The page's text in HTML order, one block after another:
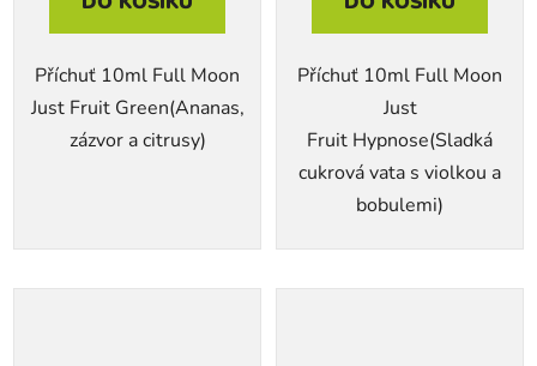
Příchuť 10ml Full Moon
Just Fruit Green(Ananas,
zázvor a citrusy)
Příchuť 10ml Full Moon
Just
Fruit Hypnose(Sladká
cukrová vata s violkou a
bobulemi)